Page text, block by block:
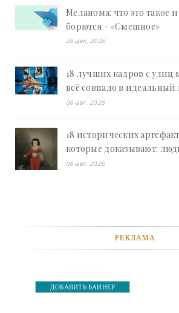
Меланома: что это такое
борются - «Смешное»
26-дек, 2026
18 лучших кадров с улиц
всё совпало в
«Смешное»
06-авг, 2026
18 исторических
которые доказывают:
все времена - «Смешное»
06-авг, 2026
РЕКЛАМА
ДОБАВИТЬ БАННЕР